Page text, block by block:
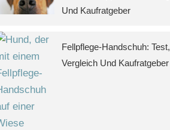
Und Kaufratgeber
Fellpflege-Handschuh: Test,
Vergleich Und Kaufratgeber